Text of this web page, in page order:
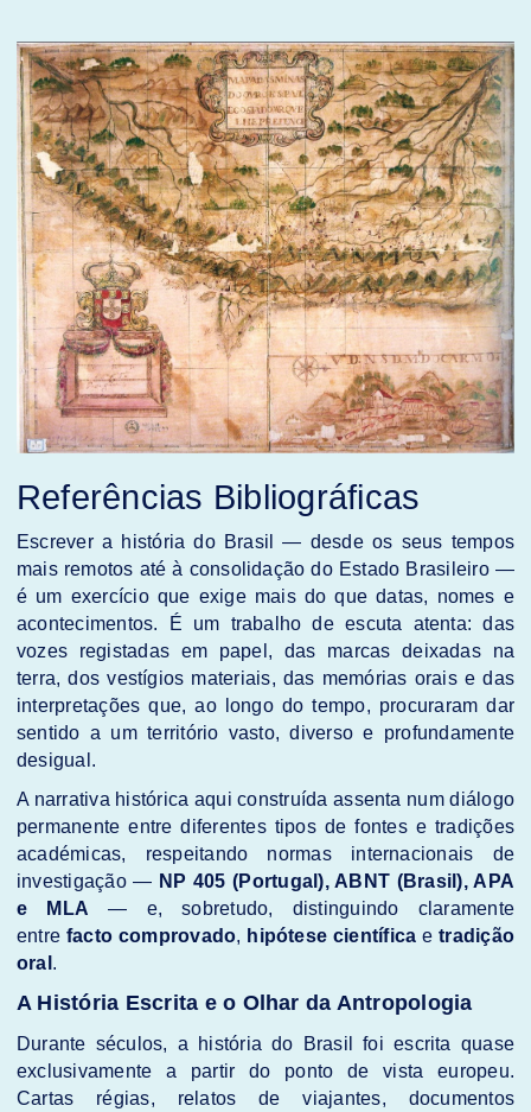
Referências Bibliográficas
Escrever a história do Brasil — desde os seus tempos
mais remotos até à consolidação do Estado Brasileiro —
é um exercício que exige mais do que datas, nomes e
acontecimentos. É um trabalho de escuta atenta: das
vozes registadas em papel, das marcas deixadas na
terra, dos vestígios materiais, das memórias orais e das
interpretações que, ao longo do tempo, procuraram dar
sentido a um território vasto, diverso e profundamente
desigual.
A narrativa histórica aqui construída assenta num diálogo
permanente entre diferentes tipos de fontes e tradições
académicas, respeitando normas internacionais de
investigação — NP 405 (Portugal), ABNT (Brasil), APA
e MLA — e, sobretudo, distinguindo claramente
entre facto comprovado, hipótese científica etradição
oral .
A História Escrita e o Olhar da Antropologia
Durante séculos, a história do Brasil foi escrita quase
exclusivamente a partir do ponto de vista europeu.
Cartas régias, relatos de viajantes, documentos